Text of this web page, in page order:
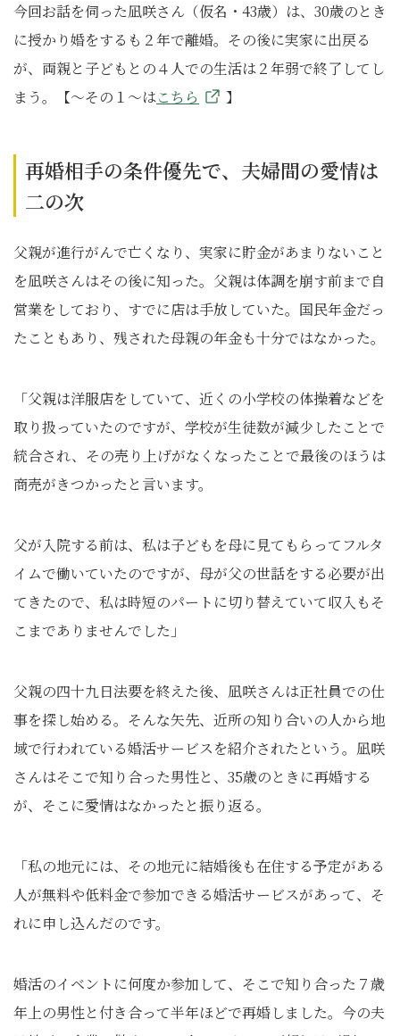
今回お話を伺った凪咲さん（仮名・43歳）は、30歳のとき
に授かり婚をするも２年で離婚。その後に実家に出戻る
が、両親と子どもとの４人での生活は２年弱で終了してし
まう。【～その１～はこちら 】
再婚相手の条件優先で、夫婦間の愛情は
二の次
父親が進行がんで亡くなり、実家に貯金があまりないこと
を凪咲さんはその後に知った。父親は体調を崩す前まで自
営業をしており、すでに店は手放していた。国民年金だっ
たこともあり、残された母親の年金も十分ではなかった。
「父親は洋服店をしていて、近くの小学校の体操着などを
取り扱っていたのですが、学校が生徒数が減少したことで
統合され、その売り上げがなくなったことで最後のほうは
商売がきつかったと言います。
父が入院する前は、私は子どもを母に見てもらってフルタ
イムで働いていたのですが、母が父の世話をする必要が出
てきたので、私は時短のパートに切り替えていて収入もそ
こまでありませんでした」
父親の四十九日法要を終えた後、凪咲さんは正社員での仕
事を探し始める。そんな矢先、近所の知り合いの人から地
域で行われている婚活サービスを紹介されたという。凪咲
さんはそこで知り合った男性と、35歳のときに再婚する
が、そこに愛情はなかったと振り返る。
「私の地元には、その地元に結婚後も在住する予定がある
人が無料や低料金で参加できる婚活サービスがあって、そ
れに申し込んだのです。
婚活のイベントに何度か参加して、そこで知り合った７歳
年上の男性と付き合って半年ほどで再婚しました。今の夫